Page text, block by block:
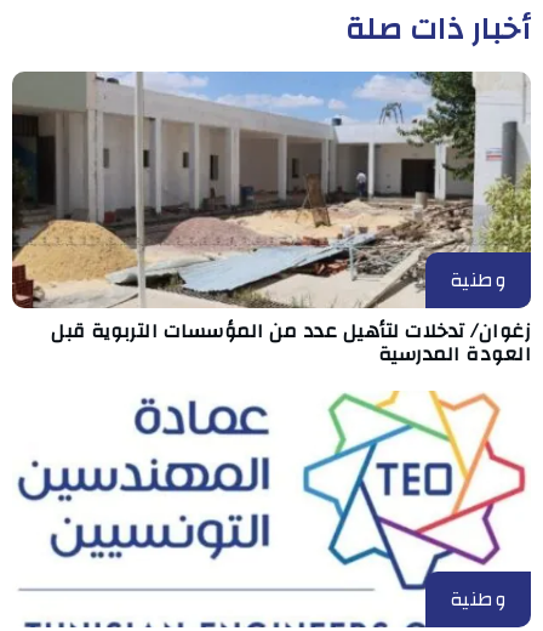
أخبار ذات صلة
وطنية
زغوان/ تدخلات لتأهيل عدد من المؤسسات التربوية قبل
العودة المدرسية
وطنية